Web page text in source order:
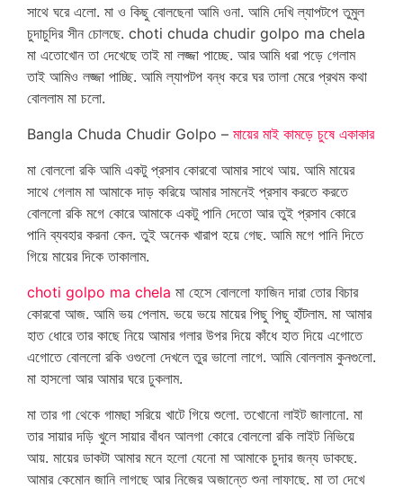
সাথে ঘরে এলো. মা ও কিছু বোলছেনা আমি ওনা. আমি দেখি ল্যাপটপে তুমুল
চুদাচুদির সীন চোলছে. choti chuda chudir golpo ma chela
মা এতোখোন তা দেখেছে তাই মা লজ্জা পাচ্ছে. আর আমি ধরা পড়ে গেলাম
তাই আমিও লজ্জা পাচ্ছি. আমি ল্যাপটপ বন্ধ করে ঘর তালা মেরে প্রথম কথা
বোললাম মা চলো.
Bangla Chuda Chudir Golpo – মায়ের মাই কামড়ে চুষে একাকার
মা বোললো রকি আমি একটু প্রসাব কোরবো আমার সাথে আয়. আমি মায়ের
সাথে গেলাম মা আমাকে দাড় করিয়ে আমার সামনেই প্রসাব করতে করতে
বোললো রকি মগে কোরে আমাকে একটু পানি দেতো আর তুই প্রসাব কোরে
পানি ব্যবহার করনা কেন. তুই অনেক খারাপ হয়ে গেছ. আমি মগে পানি দিতে
গিয়ে মায়ের দিকে তাকালাম.
choti golpo ma chela মা হেসে বোললো ফাজিন দারা তোর বিচার
কোরবো আজ. আমি ভয় পেলাম. ভয়ে ভয়ে মায়ের পিছু পিছু হাঁটলাম. মা আমার
হাত ধোরে তার কাছে নিয়ে আমার গলার উপর দিয়ে কাঁধে হাত দিয়ে এগোতে
এগোতে বোললো রকি ওগুলো দেখলে তুর ভালো লাগে. আমি বোললাম কুনগুলো.
মা হাসলো আর আমার ঘরে ঢুকলাম.
মা তার গা থেকে গামছা সরিয়ে খাটে গিয়ে শুলো. তখোনো লাইট জালানো. মা
তার সায়ার দড়ি খুলে সায়ার বাঁধন আলগা কোরে বোললো রকি লাইট নিভিয়ে
আয়. মায়ের ডাকটা আমার মনে হলো যেনো মা আমাকে চুদার জন্য ডাকছে.
আমার কেমোন জানি লাগছে আর নিজের অজান্তে শুনা লাফাছে. মা তা দেখে